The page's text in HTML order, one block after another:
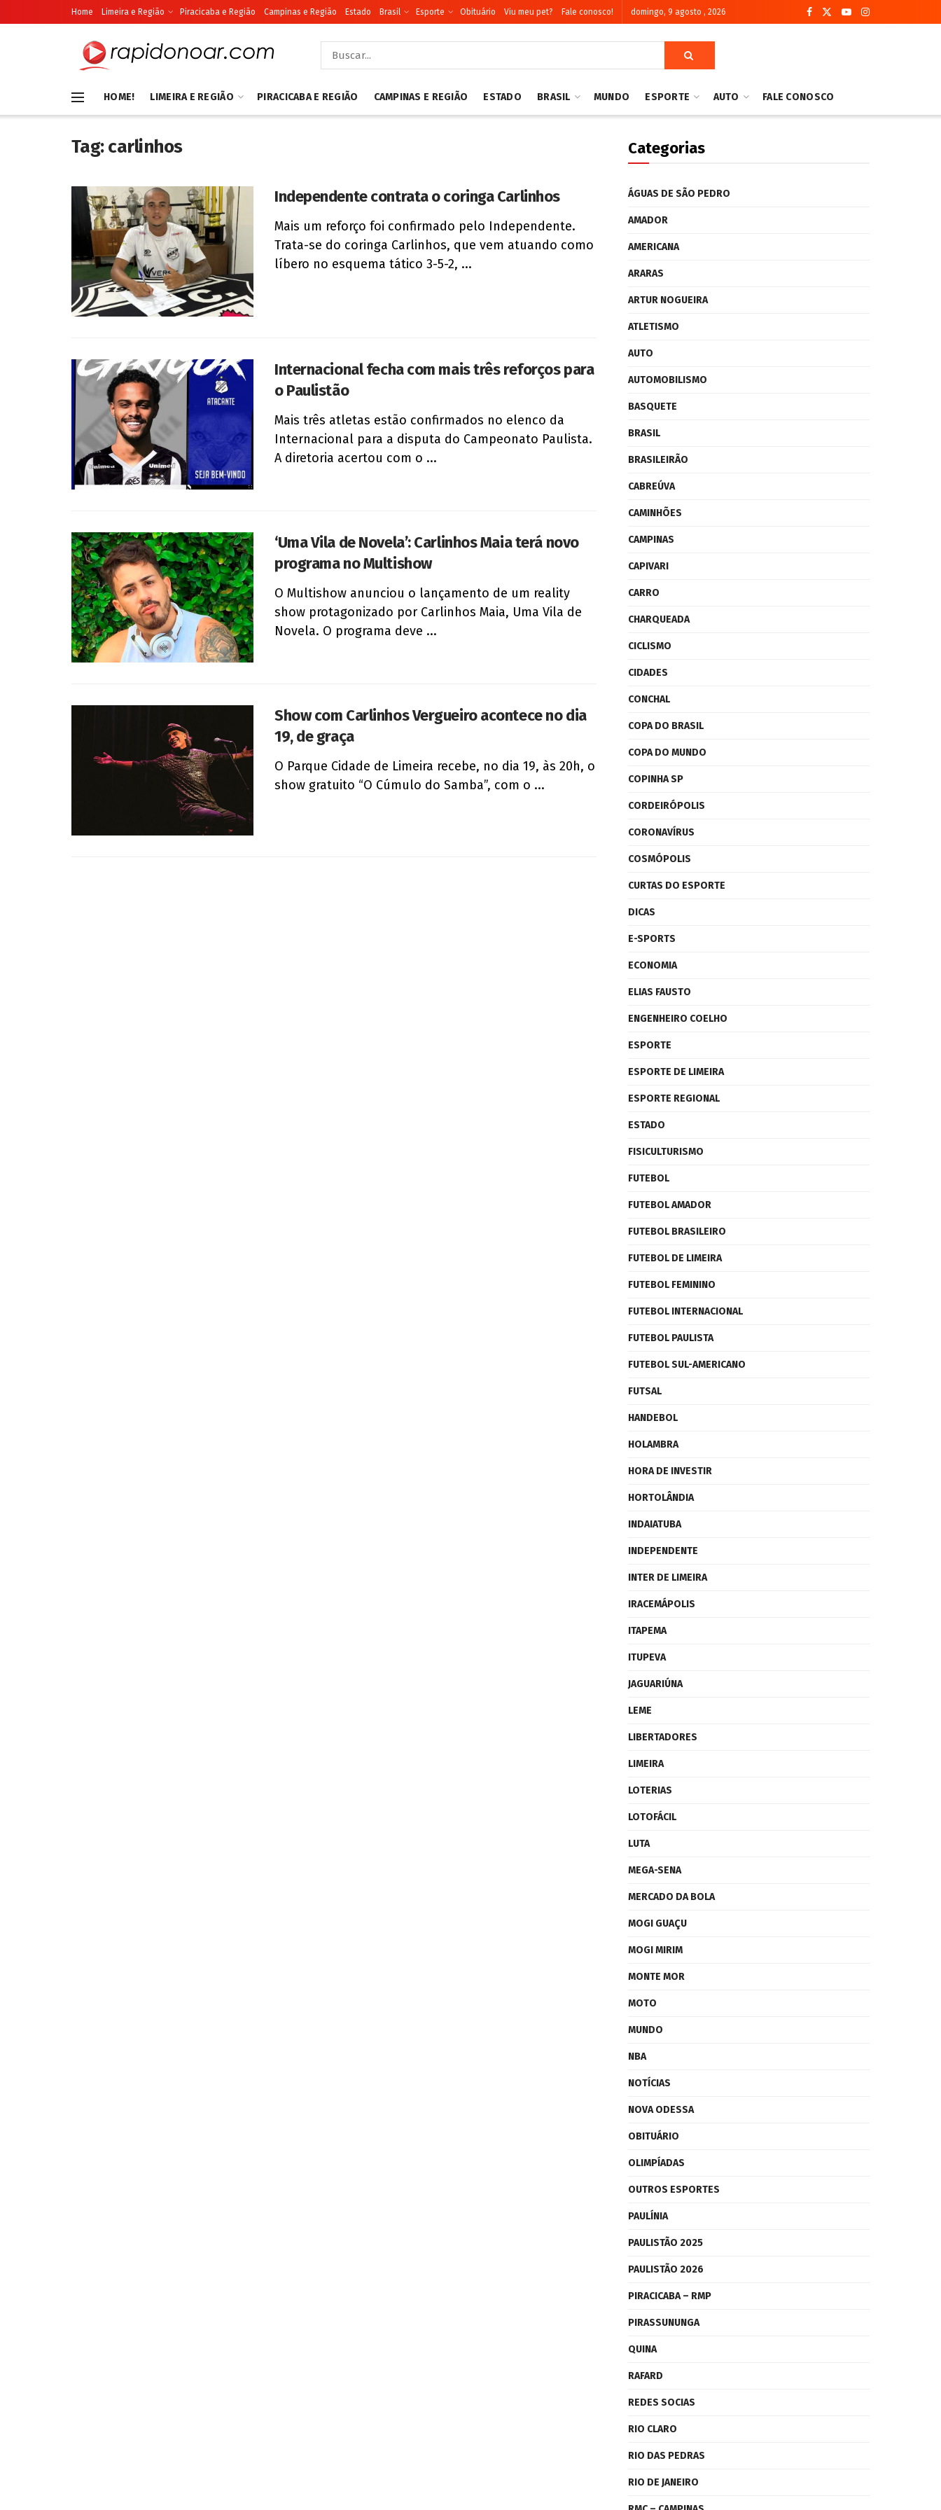
Home Limeira e Região Piracicaba e Região Campinas e Região Estado Brasil Esporte Obituário Viu meu pet? Fale conosco! domingo, 9 agosto , 2026
HOME! LIMEIRA E REGIÃO PIRACICABA E REGIÃO CAMPINAS E REGIÃO ESTADO BRASIL MUNDO ESPORTE AUTO FALE CONOSCO
Tag:carlinhos
Independente contrata o coringa Carlinhos
Mais um reforço foi confirmado pelo Independente.
Trata-se do coringa Carlinhos, que vem atuando como
líbero no esquema tático 3-5-2, ...
Internacional fecha com mais três reforços para
o Paulistão
Mais três atletas estão confirmados no elenco da
Internacional para a disputa do Campeonato Paulista.
A diretoria acertou com o ...
‘Uma Vila de Novela’: Carlinhos Maia terá novo
programa no Multishow
O Multishow anunciou o lançamento de um reality
show protagonizado por Carlinhos Maia, Uma Vila de
Novela. O programa deve ...
Show com Carlinhos Vergueiro acontece no dia
19, de graça
O Parque Cidade de Limeira recebe, no dia 19, às 20h, o
show gratuito “O Cúmulo do Samba”, com o ...
Categorias
ÁGUAS DE SÃO PEDRO
AMADOR
AMERICANA
ARARAS
ARTUR NOGUEIRA
ATLETISMO
AUTO
AUTOMOBILISMO
BASQUETE
BRASIL
BRASILEIRÃO
CABREÚVA
CAMINHÕES
CAMPINAS
CAPIVARI
CARRO
CHARQUEADA
CICLISMO
CIDADES
CONCHAL
COPA DO BRASIL
COPA DO MUNDO
COPINHA SP
CORDEIRÓPOLIS
CORONAVÍRUS
COSMÓPOLIS
CURTAS DO ESPORTE
DICAS
E-SPORTS
ECONOMIA
ELIAS FAUSTO
ENGENHEIRO COELHO
ESPORTE
ESPORTE DE LIMEIRA
ESPORTE REGIONAL
ESTADO
FISICULTURISMO
FUTEBOL
FUTEBOL AMADOR
FUTEBOL BRASILEIRO
FUTEBOL DE LIMEIRA
FUTEBOL FEMININO
FUTEBOL INTERNACIONAL
FUTEBOL PAULISTA
FUTEBOL SUL-AMERICANO
FUTSAL
HANDEBOL
HOLAMBRA
HORA DE INVESTIR
HORTOLÂNDIA
INDAIATUBA
INDEPENDENTE
INTER DE LIMEIRA
IRACEMÁPOLIS
ITAPEMA
ITUPEVA
JAGUARIÚNA
LEME
LIBERTADORES
LIMEIRA
LOTERIAS
LOTOFÁCIL
LUTA
MEGA-SENA
MERCADO DA BOLA
MOGI GUAÇU
MOGI MIRIM
MONTE MOR
MOTO
MUNDO
NBA
NOTÍCIAS
NOVA ODESSA
OBITUÁRIO
OLIMPÍADAS
OUTROS ESPORTES
PAULÍNIA
PAULISTÃO 2025
PAULISTÃO 2026
PIRACICABA – RMP
PIRASSUNUNGA
QUINA
RAFARD
REDES SOCIAS
RIO CLARO
RIO DAS PEDRAS
RIO DE JANEIRO